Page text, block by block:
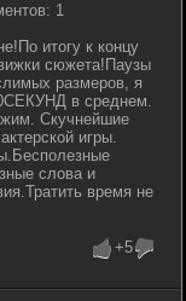
1
итогу к концу
сюжета!Паузы
размеров, я
в среднем.
Скучнейшие
игры.
слова и
время не
+5